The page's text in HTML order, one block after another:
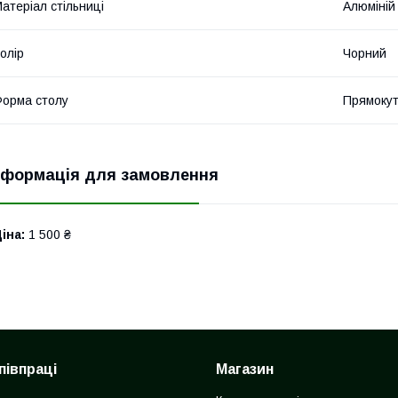
стільниці Алюміній
Чорний
столу
для замовлення
1 500 ₴
Магазин